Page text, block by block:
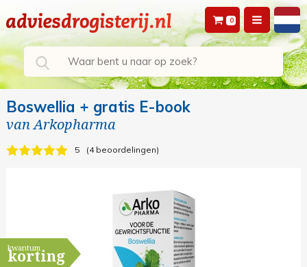
0
Boswellia + gratis E-book
vanArkopharma
5 4 beoordelingen
kwantum
korting